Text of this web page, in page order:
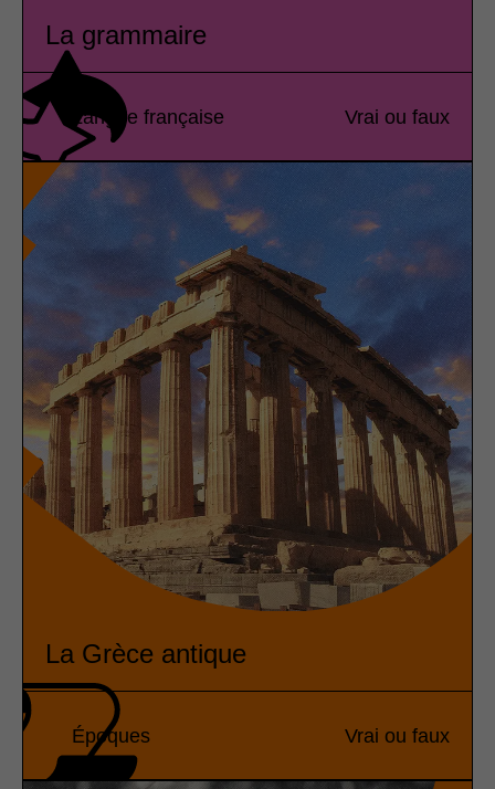
La grammaire
Langue française Vrai ou faux
La Grèce antique
Époques Vrai ou faux